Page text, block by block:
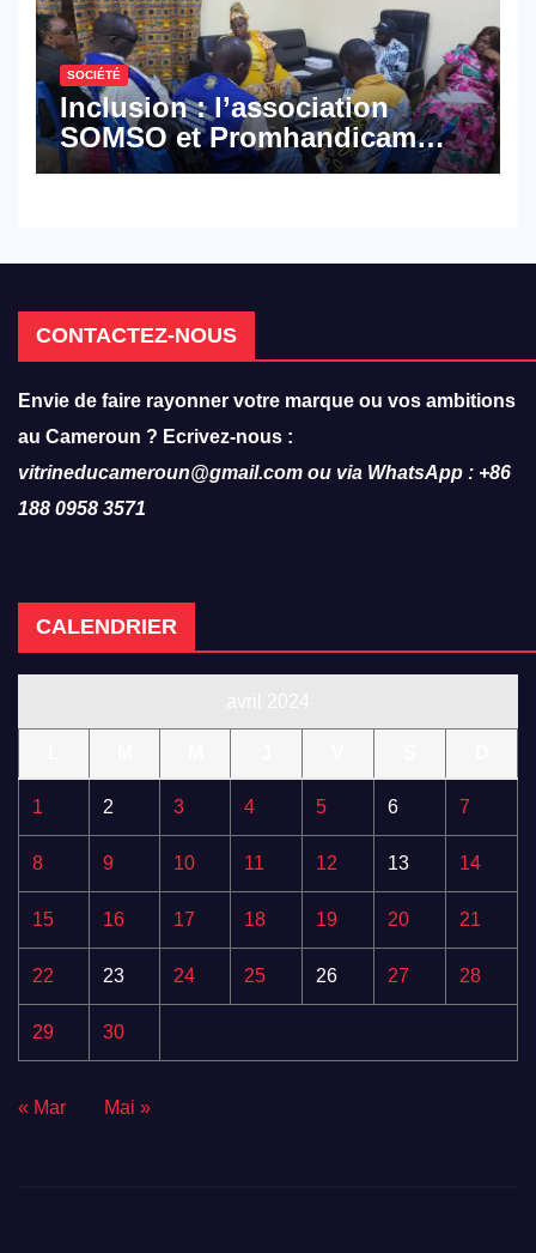
SOCIÉTÉ
Inclusion : l’association
SOMSO et Promhandicam
militent en faveur d’une
CONTACTEZ-NOUS
Envie de faire rayonner votre marque ou vos ambitions
au Cameroun ? Ecrivez-nous :
vitrineducameroun@gmail.com ou via WhatsApp : +86
188 0958 3571
CALENDRIER
1 2 3 4 5 6 7
8 9 10 11 12 13 14
15 16 17 18 19 20 21
22 23 24 25 26 27 28
29 30
« Mar Mai »